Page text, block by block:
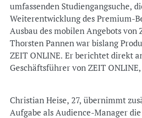
umfassenden Studiengangsuche,
Weiterentwicklung des Premium-
Ausbau des mobilen Angebots von
Thorsten Pannen war bislang
ZEIT ONLINE. Er berichtet direkt
Geschäftsführer von ZEIT
Christian Heise, 27, übernimmt
Aufgabe als Audience-Manager